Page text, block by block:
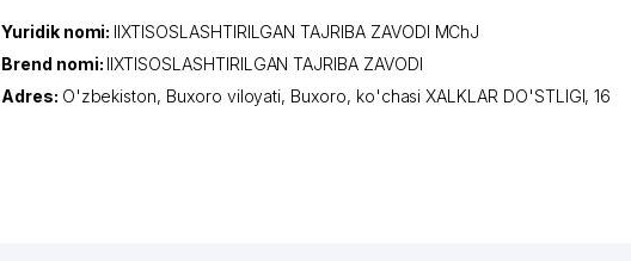
Yuridik nomi: IIXTISOSLASHTIRILGAN TAJRIBA ZAVODI MChJ
Brend nomi: IIXTISOSLASHTIRILGAN TAJRIBA ZAVODI
Adres: O'zbekiston, Buxoro viloyati, Buxoro, ko'chasi XALKLAR DO'STLIGI, 16